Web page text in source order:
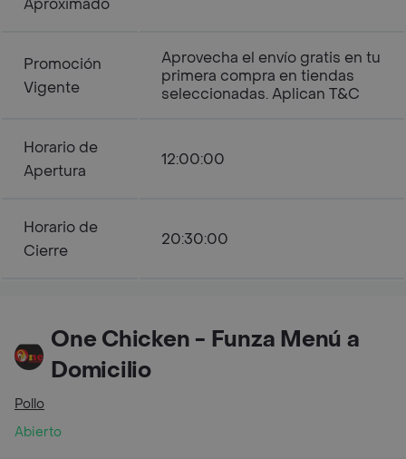
Aproximado
Promoción
Vigente
Aprovecha el envío gratis en tu
primera compra en tiendas
seleccionadas. Aplican T&C
Horario de
Apertura
12:00:00
Horario de
Cierre
20:30:00
One Chicken - Funza Menú a
Domicilio
Pollo
Abierto